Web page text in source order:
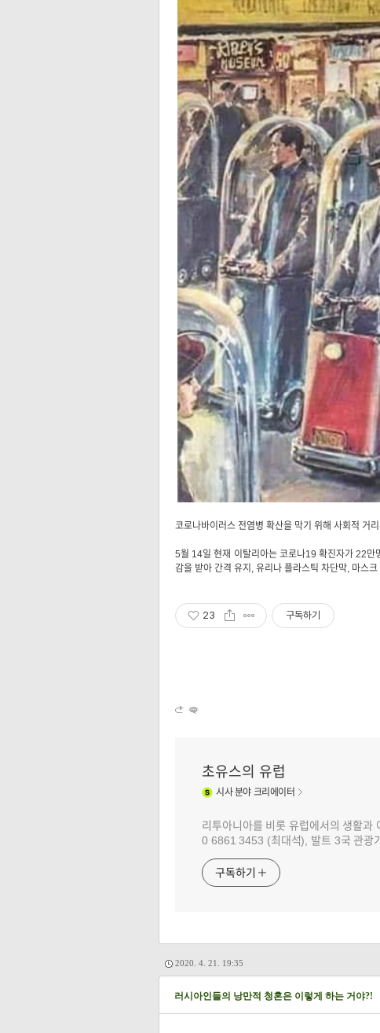
코로나바이러스 전염병 확산을 막기 위해 사회적 거
5월 14일 현재 이탈리아는 코로나19 확진자가 22
감을 받아 간격 유지, 유리나 플라스틱 차단막, 마스
23 구독하기
초유스의 유럽
시사분야 크리에이터
리투아니아를 비롯 유럽에서의 생활
0 6861 3453 (최대석), 발트 3국 관광
구독하기
2020. 4. 21. 19:35
러시아인들의 낭만적 청혼은 이렇게 하는 거야?!